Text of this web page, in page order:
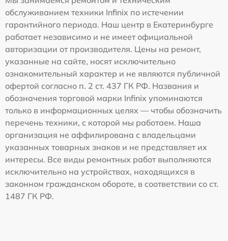
обслуживанием техники Infinix по истечении
гарантийного периода. Наш центр в Екатеринбурге
работает независимо и не имеет официальной
авторизации от производителя. Цены на ремонт,
указанные на сайте, носят исключительно
ознакомительный характер и не являются публичной
офертой согласно п. 2 ст. 437 ГК РФ. Названия и
обозначения торговой марки Infinix упоминаются
только в информационных целях — чтобы обозначить
перечень техники, с которой мы работаем. Наша
организация не аффилирована с владельцами
указанных товарных знаков и не представляет их
интересы. Все виды ремонтных работ выполняются
исключительно на устройствах, находящихся в
законном гражданском обороте, в соответствии со ст.
1487 ГК РФ.